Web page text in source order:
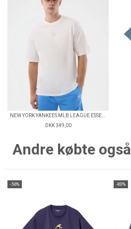
NEW YORK YANKEES MLB LEAGUE ESSENTIAL OVERSIZED T-SHIRT
DKK 349,00
Andre købte også
-56% -80%